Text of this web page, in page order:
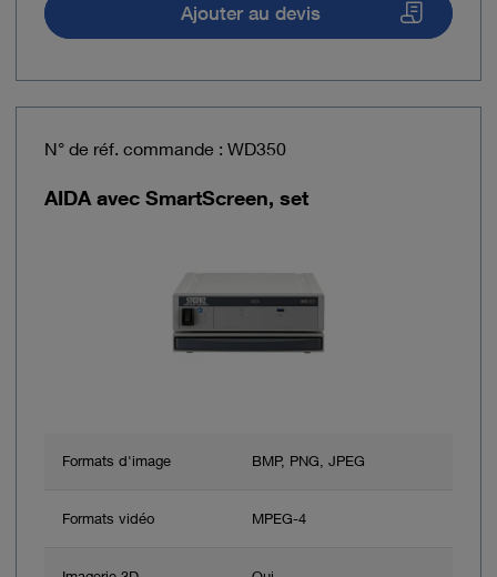
Ajouter au devis
N° de réf. commande : WD350
AIDA avec SmartScreen, set
Formats d'image BMP, PNG, JPEG
Formats vidéo MPEG-4